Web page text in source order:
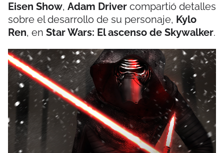
Eisen Show, Adam Driver compartió detalles
sobre el desarrollo de su personaje, Kylo
Ren, en Star Wars: El ascenso de Skywalker.